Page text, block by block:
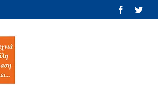
Facebook